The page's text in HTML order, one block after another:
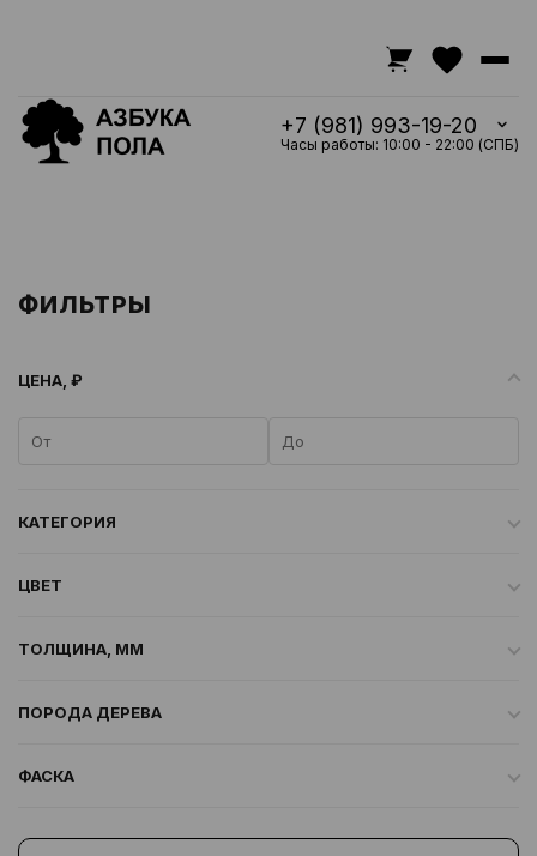
+7 (981) 993-19-20
Часы работы: 10:00 - 22:00 (СПБ)
ФИЛЬТРЫ
ЦЕНА, ₽
КАТЕГОРИЯ
ЦВЕТ
ТОЛЩИНА, ММ
ПОРОДА ДЕРЕВА
ФАСКА